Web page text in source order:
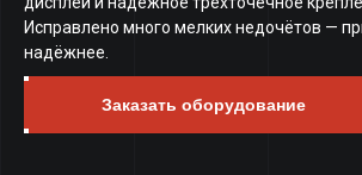
Исправлено много мелких недочётов —
надёжнее.
Заказать оборудование